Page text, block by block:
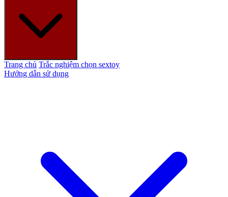
Trang chủ Trắc nghiệm chọn sextoy
Hướng dẫn sử dụng